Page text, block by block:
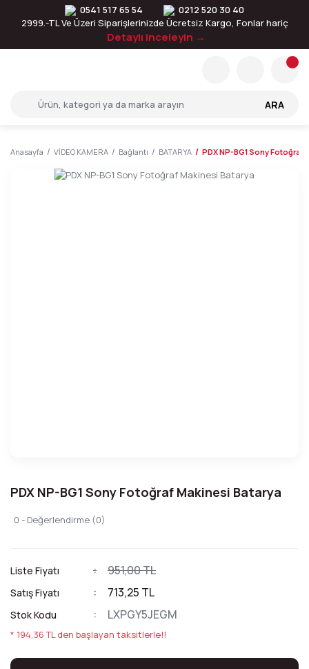
0541 517 65 54
0212 520 30 40
2999.-TL Ve Üzeri Siparişlerinizde Ücretsiz Kargo, Fonlar hariç
Detaylı inceleyin →
ARA
Anasayfa VİDEO KAMERA Bağlantı BATARYA PDX NP-BG1 Sony Fotoğraf
PDX NP-BG1 Sony Fotoğraf Makinesi Batarya
0 - Değerlendirme (0)
Liste Fiyatı 951,00 TL
Satış Fiyatı 713,25 TL
Stok Kodu LXPGY5JEGM
* 194,36 TL den başlayan taksitlerle!!